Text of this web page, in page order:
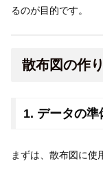
るのが目的です。
散布図の作
1. データの準
まずは、散布図に使